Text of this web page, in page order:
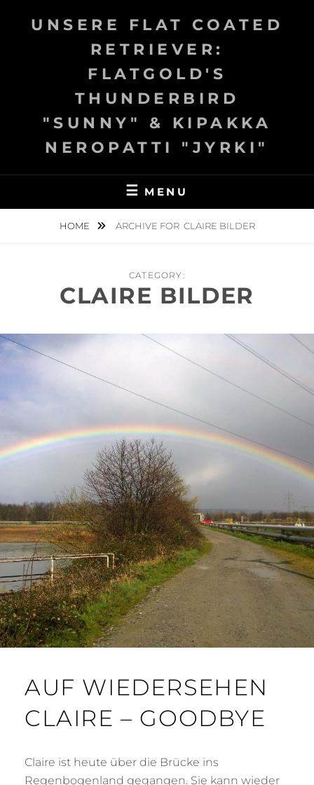
UNSERE FLAT COATED
RETRIEVER:
FLATGOLD'S
THUNDERBIRD
"SUNNY" & KIPAKKA
NEROPATTI "JYRKI"
MENU
HOME ARCHIVE FOR CLAIRE BILDER
CATEGORY:
CLAIRE BILDER
AUF WIEDERSEHEN
CLAIRE – GOODBYE
Claire ist heute über die Brücke ins
Regenbogenland gegangen. Sie kann wieder